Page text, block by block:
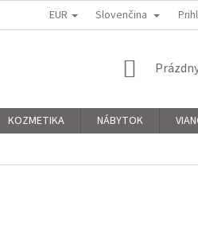
PODMIENKY OCHRANY OSOBNÝCH ÚDAJOV
EUR Slovenčina
KOZMETIKA NÁBYTOK